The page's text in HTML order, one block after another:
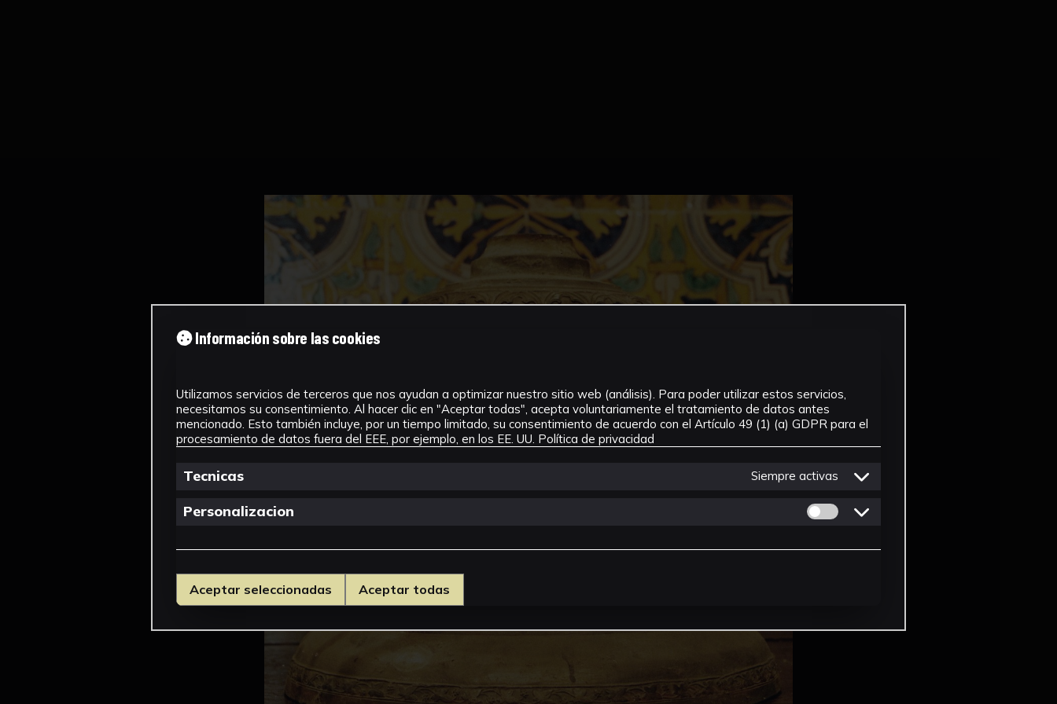
Información sobre las cookies
Utilizamos servicios de terceros que nos ayudan a optimizar nuestro sitio web (análisis). Para poder utilizar estos servicios,
necesitamos su consentimiento. Al hacer clic en "Aceptar todas", acepta voluntariamente el tratamiento de datos antes
mencionado. Esto también incluye, por un tiempo limitado, su consentimiento de acuerdo con el Artículo 49 (1) (a) GDPR para el
procesamiento de datos fuera del EEE, por ejemplo, en los EE. UU. Política de privacidad
Tecnicas Siempre activas
Personalizacion Permitir cookies de Personalizacion
Aceptar seleccionadas Aceptar todas